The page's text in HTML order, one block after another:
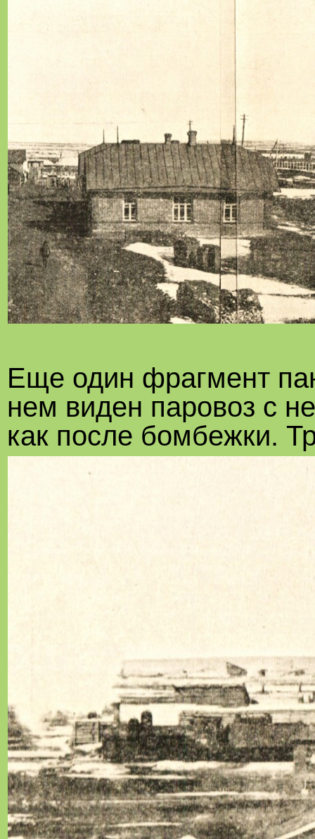
Еще один фрагмент
нем виден паровоз с
как после бомбежки.